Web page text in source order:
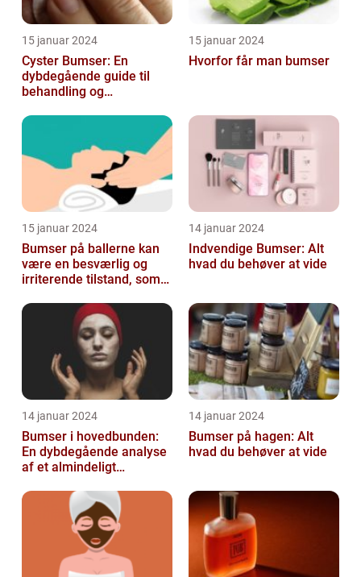
15 januar 2024
Cyster Bumser: En
dybdegående guide til
behandling og
15 januar 2024
Hvorfor får man bumser
15 januar 2024
Bumser på ballerne kan
være en besværlig og
irriterende tilstand, som
oplever på et ...
14 januar 2024
Indvendige Bumser: Alt
hvad du behøver at vide
14 januar 2024
Bumser i hovedbunden:
En dybdegående analyse
af et almindeligt
14 januar 2024
Bumser på hagen: Alt
hvad du behøver at vide